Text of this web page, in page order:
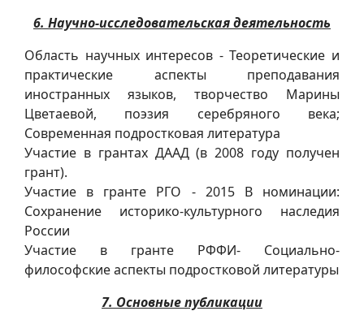
6. Научно-исследовательская деятельность
Область научных интересов - Теоретические и
практические аспекты преподавания
иностранных языков, творчество Марины
Цветаевой, поэзия серебряного века;
Современная подростковая литература
Участие в грантах ДААД (в 2008 году получен
грант).
Участие в гранте РГО - 2015 В номинации:
Сохранение историко-культурного наследия
России
Участие в гранте РФФИ- Социально-
философские аспекты подростковой литературы
7. Основные публикации